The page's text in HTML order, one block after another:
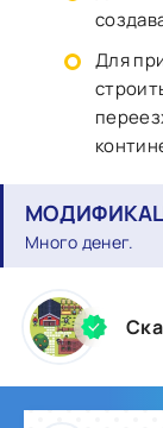
Для
Много денег.